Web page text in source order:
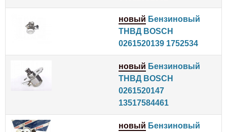
новый Бензиновый
ТНВД BOSCH
0261520139 1752534
новый Бензиновый
ТНВД BOSCH
0261520147
13517584461
новый Бензиновый